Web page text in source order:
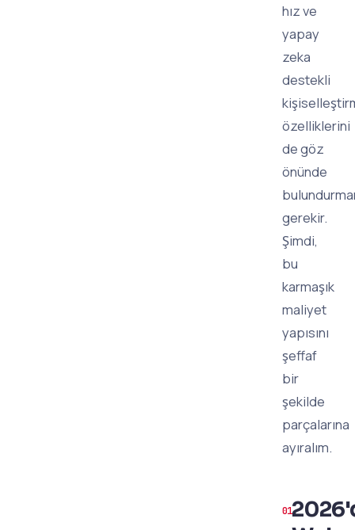
hız ve
yapay
zeka
destekli
özelliklerini
de göz
önünde
gerekir.
Şimdi,
bu
karmaşık
maliyet
yapısını
şeffaf
bir
şekilde
parçalarına
ayıralım.